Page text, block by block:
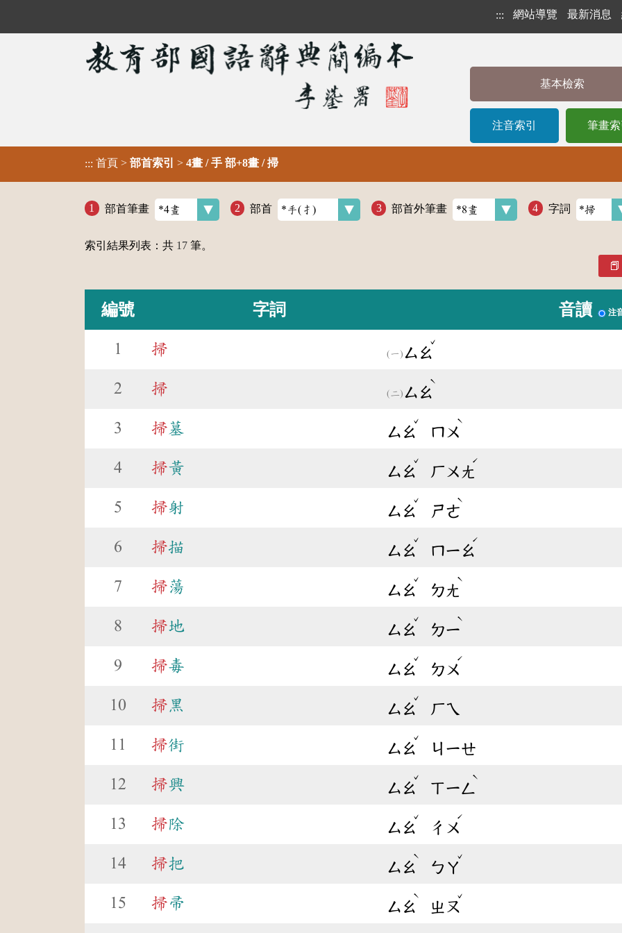
::: 網站導覽 最新消息
基本檢索
注音索引 筆畫索
::: 首頁 > 部首索引 > 4畫 / 手 部+8畫 / 掃
部首筆畫 部首 部首外筆畫 字詞
索引結果列表：共 17 筆。
編號 字詞 音讀 注
1 掃 ㄙㄠ
ˇ
2 掃 ㄙㄠ
ˋ
3 掃 墓 ㄙㄠ
ˇ
ㄇㄨ
ˋ
4 掃黃 ㄙㄠ
ˇ
ㄏㄨㄤ
ˊ
5 掃射 ㄙㄠ
ˇ
ㄕㄜ
ˋ
6 掃描 ㄙㄠ
ˇ
ㄇㄧㄠ
ˊ
7 掃蕩 ㄙㄠ
ˇ
ㄉㄤ
ˋ
8 掃地 ㄙㄠ
ˇ
ㄉㄧ
ˋ
9 掃毒 ㄙㄠ
ˇ
ㄉㄨ
ˊ
10 掃 黑 ㄙㄠ
ˇ
ㄏㄟ
11 掃街 ㄙㄠ
ˇ
ㄐㄧㄝ
12 掃興 ㄙㄠ
ˇ
ㄒㄧㄥ
ˋ
13 掃除 ㄙㄠ
ˇ
ㄔㄨ
ˊ
14 掃把 ㄙㄠ
ˋ
ㄅㄚ
ˇ
15 掃帚 ㄙㄠ
ˋ
ㄓㄡ
ˇ